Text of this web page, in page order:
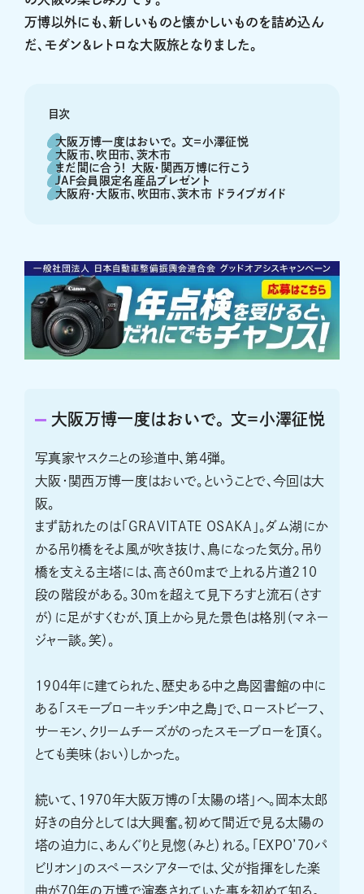
万博以外にも、新しいものと懐かしいものを詰め込ん
だ、モダン＆レトロな大阪旅となりました。
目次
大阪万博一度はおいで。 文＝小澤征悦
大阪市、吹田市、茨木市
まだ間に合う！ 大阪・関西万博に行こう
JAF会員限定名産品プレゼント
大阪府・大阪市、吹田市、茨木市 ドライブガイド
大阪万博一度はおいで。 文＝小澤征悦
写真家ヤスクニとの珍道中、第4弾。
大阪・関西万博一度はおいで。ということで、今回は大
阪。
まず訪れたのは「GRAVITATE OSAKA」。ダム湖にか
かる吊り橋をそよ風が吹き抜け、鳥になった気分。吊り
橋を支える主塔には、高さ60ｍまで上れる片道210
段の階段がある。30mを超えて見下ろすと流石（さす
が）に足がすくむが、頂上から見た景色は格別（マネー
ジャー談。笑）。
1904年に建てられた、歴史ある中之島図書館の中に
ある「スモーブローキッチン中之島」で、ローストビーフ、
サーモン、クリームチーズがのったスモーブローを頂く。
とても美味（おい）しかった。
続いて、1970年大阪万博の「太陽の塔」へ。岡本太郎
好きの自分としては大興奮。初めて間近で見る太陽の
塔の迫力に、あんぐりと見惚（みと）れる。「EXPO’70パ
ビリオン」のスペースシアターでは、父が指揮をした楽
曲が70年の万博で演奏されていた事を初めて知る。